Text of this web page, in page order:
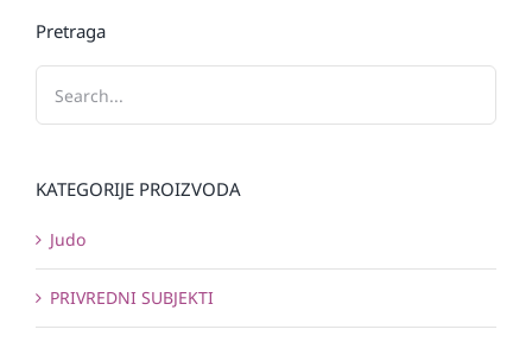
Pretraga
KATEGORIJE PROIZVODA
Judo
PRIVREDNI SUBJEKTI